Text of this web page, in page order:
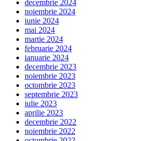
decembrie 2024
noiembrie 2024
iunie 2024
mai 2024
martie 2024
februarie 2024
ianuarie 2024
decembrie 2023
noiembrie 2023
octombrie 2023
septembrie 2023
iulie 2023
aprilie 2023
decembrie 2022
noiembrie 2022